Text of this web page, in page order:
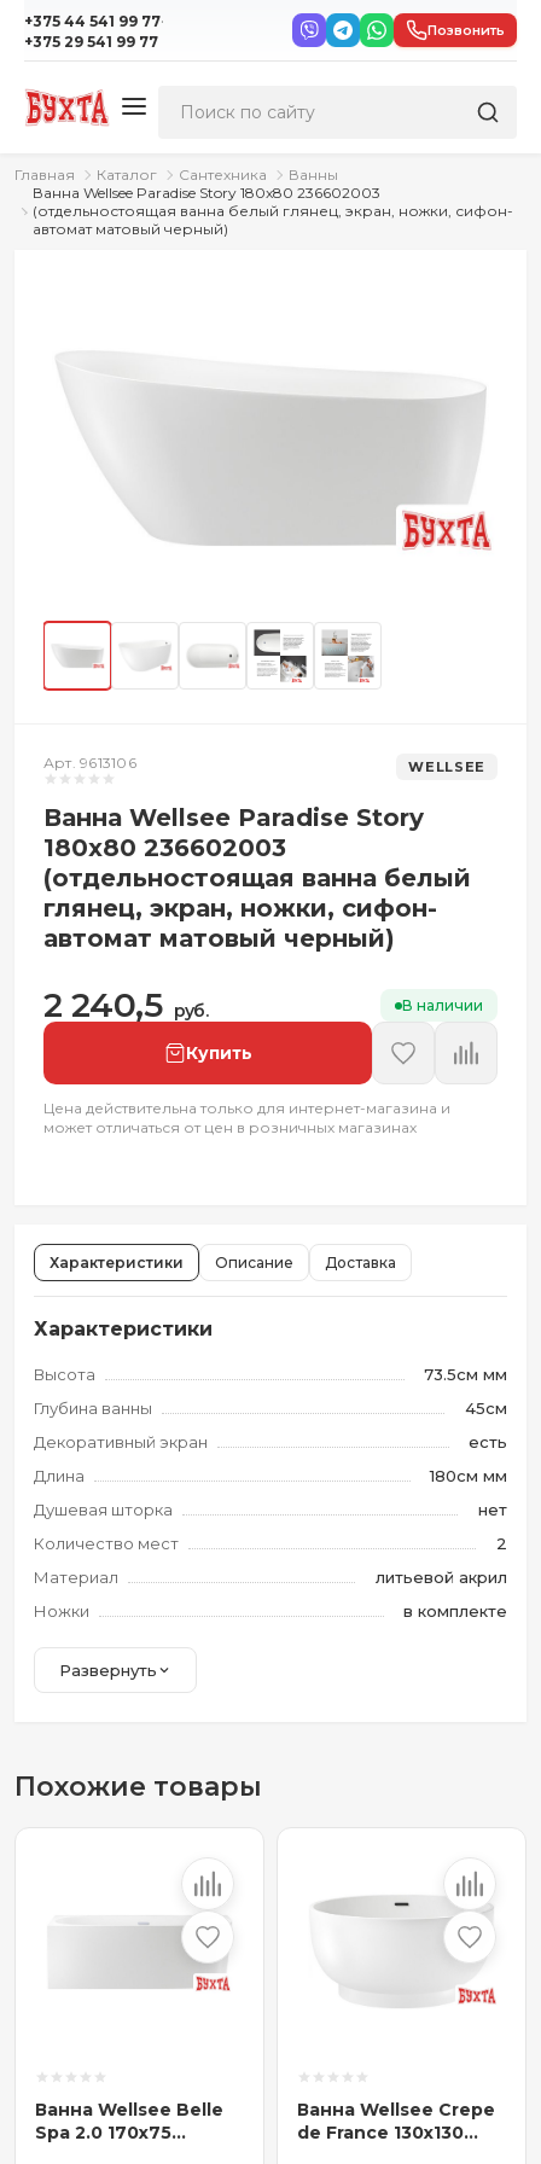
+375 44 541 99 77·
+375 29 541 99 77
Позвонить
Главная Каталог Сантехника
Ванны
Ванна Wellsee Paradise Story 180x80 236602003
(отдельностоящая ванна белый глянец, экран, ножки, сифон-
автомат матовый черный)
Арт. 9613106 WELLSEE
Ванна Wellsee Paradise Story
180x80 236602003
(отдельностоящая ванна белый
глянец, экран, ножки, сифон-
автомат матовый черный)
2 240,5 руб. В наличии
Купить
Цена действительна только для интернет-магазина и
может отличаться от цен в розничных магазинах
Характеристики Описание Доставка
Характеристики
Высота
73.5см мм
Глубина ванны
45см
Декоративный экран
есть
Длина
180см мм
Душевая шторка
нет
Количество мест
2
Материал
литьевой акрил
Ножки
в комплекте
Развернуть
Похожие товары
Ванна Wellsee Belle
Spa 2.0 170x75
Ванна Wellsee Crepe
de France 130x130